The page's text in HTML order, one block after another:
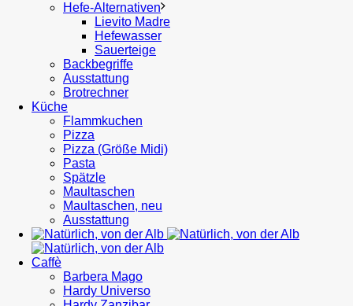
Hefe-Alternativen
Lievito Madre
Hefewasser
Sauerteige
Backbegriffe
Ausstattung
Brotrechner
Küche
Flammkuchen
Pizza
Pizza (Größe Midi)
Pasta
Spätzle
Maultaschen
Maultaschen, neu
Ausstattung
Caffè
Barbera Mago
Hardy Universo